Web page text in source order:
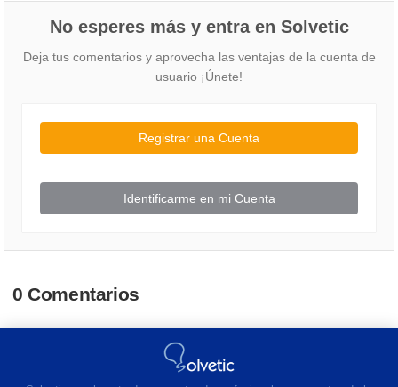
No esperes más y entra en Solvetic
Deja tus comentarios y aprovecha las ventajas de la cuenta de
usuario ¡Únete!
Registrar una Cuenta
Identificarme en mi Cuenta
0 Comentarios